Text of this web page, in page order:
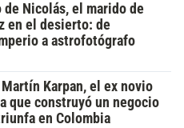
de Nicolás, el marido de
en el desierto: de
a astrofotógrafo
Martín Karpan, el ex novio
que construyó un negocio
en Colombia